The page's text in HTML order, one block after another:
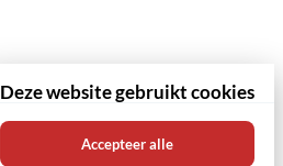
Deze website gebruikt cookies
Accepteer alle